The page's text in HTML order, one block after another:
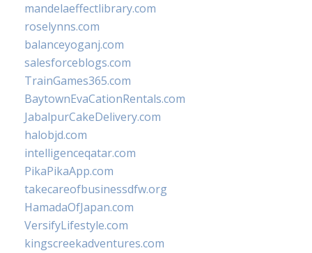
mandelaeffectlibrary.com
roselynns.com
balanceyoganj.com
salesforceblogs.com
TrainGames365.com
BaytownEvaCationRentals.com
JabalpurCakeDelivery.com
halobjd.com
intelligenceqatar.com
PikaPikaApp.com
takecareofbusinessdfw.org
HamadaOfJapan.com
VersifyLifestyle.com
kingscreekadventures.com